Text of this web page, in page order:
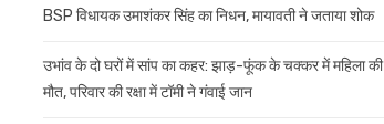
BSP विधायक उमाशंकर सिंह का निधन, मायावती ने जताया शोक
उभांव के दो घरों में सांप का कहर: झाड़-फूंक के चक्कर में महिला की
मौत, परिवार की रक्षा में टॉमी ने गंवाई जान